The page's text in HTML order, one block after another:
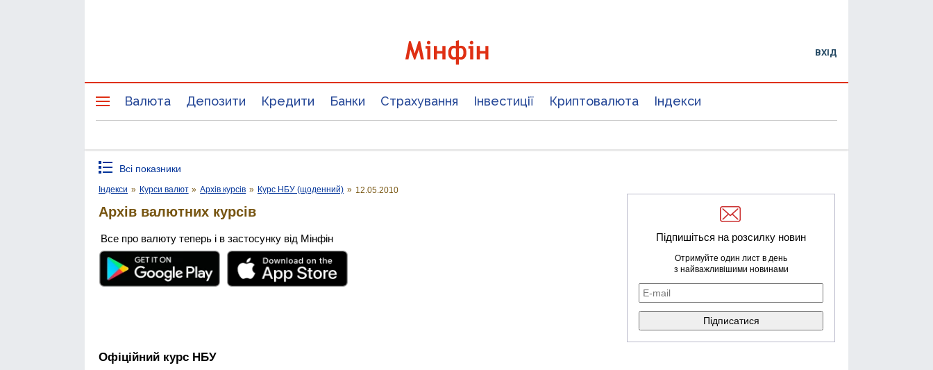
ВХІД
Валюта Депозити Кредити Банки Страхування Інвестиції Криптовалюта Індекси
Всі показники
Індекси » Курси валют » Архів курсів » Курс НБУ (щоденний) » 12.05.2010
Архів валютних курсів
Все про валюту теперь і в застосунку від Мінфін
Офіційний курс НБУ
Підпишіться на розсилку новин
Отримуйте один лист в день
з найважливішими новинами